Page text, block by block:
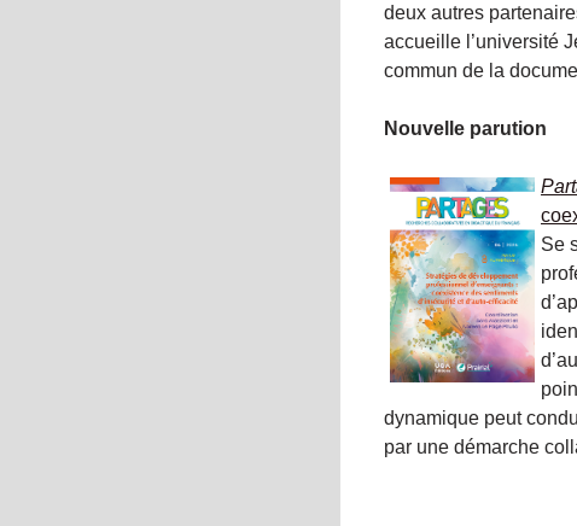
deux autres
accueille l’université
commun de la
Nouvelle parution
Se
dynamique peut
par une démarche